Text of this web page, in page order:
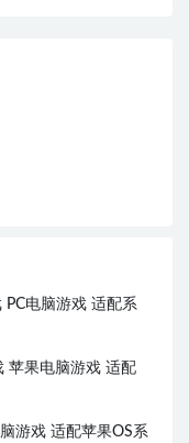
电脑游戏 适配系
苹果电脑游戏 适配
游戏 适配苹果OS系